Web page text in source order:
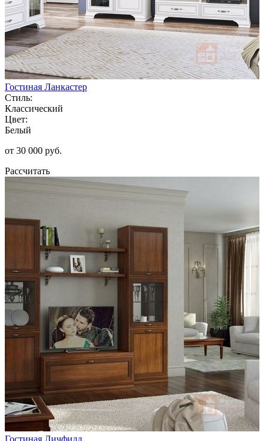
Гостиная Ланкастер
Стиль:
Классический
Цвет:
Белый
от 30 000 руб.
Рассчитать
Гостиная Личфилд